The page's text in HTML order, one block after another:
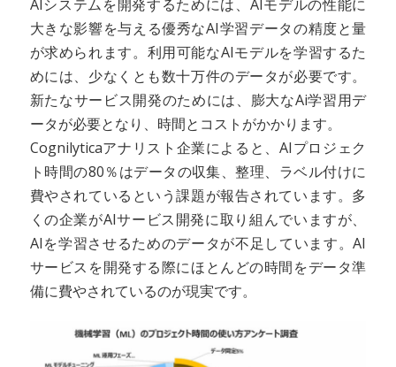
AIシステムを開発するためには、AIモデルの性能に
大きな影響を与える優秀なAI学習データの精度と量
が求められます。利用可能なAIモデルを学習するた
めには、少なくとも数十万件のデータが必要です。
新たなサービス開発のためには、膨大なAi学習用デ
ータが必要となり、時間とコストがかかります。
Cognilyticaアナリスト企業によると、AIプロジェク
ト時間の80％はデータの収集、整理、ラベル付けに
費やされているという課題が報告されています。多
くの企業がAIサービス開発に取り組んでいますが、
AIを学習させるためのデータが不足しています。AI
サービスを開発する際にほとんどの時間をデータ準
備に費やされているのが現実です。